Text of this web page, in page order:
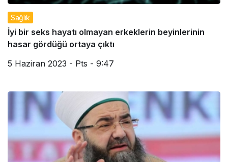
Sağlık
İyi bir seks hayatı olmayan erkeklerin beyinlerinin
hasar gördüğü ortaya çıktı
5 Haziran 2023 - Pts - 9:47